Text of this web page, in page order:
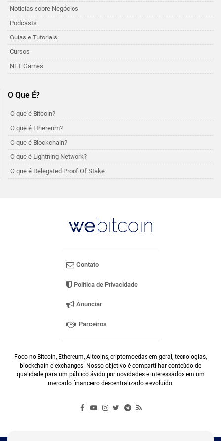
Noticias sobre Negócios
Podcasts
Guias e Tutoriais
Cursos
NFT Games
O Que É?
O que é Bitcoin?
O que é Ethereum?
O que é Blockchain?
O que é Lightning Network?
O que é Delegated Proof Of Stake
Contato
Política de Privacidade
Anunciar
Parceiros
Foco no Bitcoin, Ethereum, Altcoins, criptomoedas em geral, tecnologias,
blockchain e exchanges. Nosso objetivo é compartilhar conteúdo de
qualidade para um público ávido por novidades e interessados em um
mercado financeiro descentralizado e evoluído.